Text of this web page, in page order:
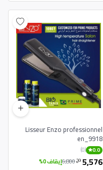
Lisseur Enzo professionnel
en_9918
0.0
(0)
5,576دج6,800إيقاف 0%